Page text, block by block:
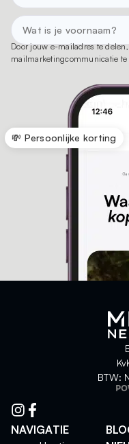
Door jouw e-mailadres te
mailmarketingcommunicatie te
💸 Persoonlijke korting
BTW:
NAVIGATIE